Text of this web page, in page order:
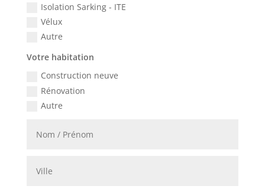
Isolation Sarking - ITE
Vélux
Autre
Votre habitation
Construction neuve
Rénovation
Autre